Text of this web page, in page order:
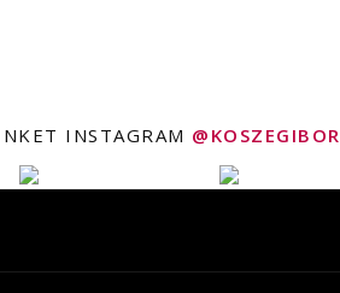
INSTAGRAM @KOSZEGIBOR